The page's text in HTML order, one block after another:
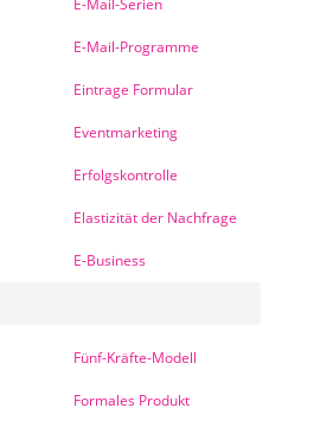
E-Mail-Serien
E-Mail-Programme
Eintrage Formular
Eventmarketing
Erfolgskontrolle
Elastizität der Nachfrage
E-Business
Fünf-Kräfte-Modell
Formales Produkt